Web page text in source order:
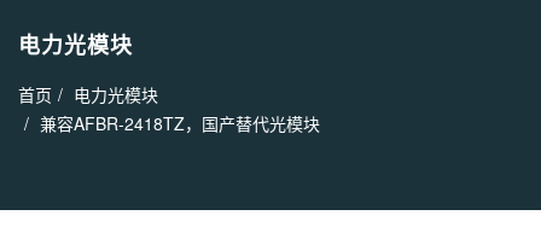
电力光模块
首页
电力光模块
兼容AFBR-2418TZ，国产替代光模块